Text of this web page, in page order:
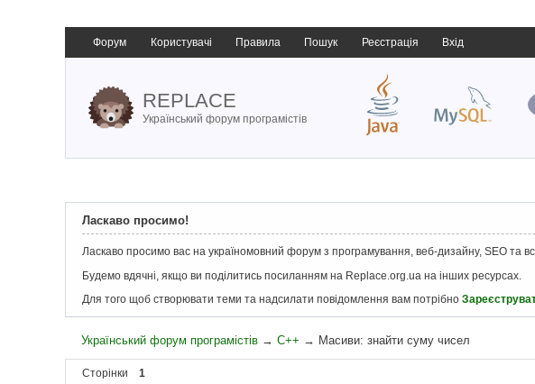
Форум Користувачі Правила Пошук Реєстрація Вхід
REPLACE
Український форум програмістів
Ласкаво просимо!
Ласкаво просимо вас на україномовний форум з програмування, веб-дизайну, SEO та
Будемо вдячні, якщо ви поділитись посиланням на Replace.org.ua на інших ресурсах.
Для того щоб створювати теми та надсилати повідомлення вам потрібно
Український форум програмістів →C++ → Масиви: знайти суму чисел
Сторінки 1